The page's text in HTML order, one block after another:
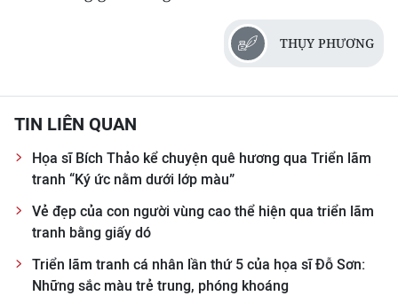
THỤY PHƯƠNG
TIN LIÊN QUAN
Họa sĩ Bích Thảo kể chuyện quê hương qua Triển lãm
tranh “Ký ức nằm dưới lớp màu”
Vẻ đẹp của con người vùng cao thể hiện qua triển lãm
tranh bằng giấy dó
Triển lãm tranh cá nhân lần thứ 5 của họa sĩ Đỗ Sơn:
Những sắc màu trẻ trung, phóng khoáng